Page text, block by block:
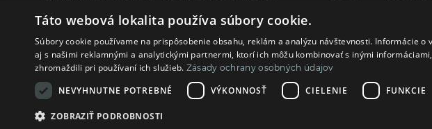
Táto webová lokalita používa súbory cookie.
Súbory cookie používame na prispôsobenie obsahu, reklám a analýzu návštevnosti. Informácie o
aj s našimi reklamnými a analytickými partnermi, ktorí ich môžu kombinovať s inými
zhromaždili pri používaní ich služieb. Zásady ochrany osobných údajov
NEVYHNUTNE POTREBNÉ VÝKONNOSŤ CIELENIE FUNKCIE
ZOBRAZIŤ PODROBNOSTI